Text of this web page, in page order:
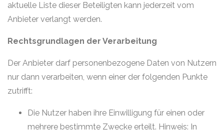
aktuelle Liste dieser Beteiligten kann jederzeit vom
Anbieter verlangt werden.
Rechtsgrundlagen der Verarbeitung
Der Anbieter darf personenbezogene Daten von Nutzern
nur dann verarbeiten, wenn einer der folgenden Punkte
zutrifft:
Die Nutzer haben ihre Einwilligung für einen oder
mehrere bestimmte Zwecke erteilt. Hinweis: In